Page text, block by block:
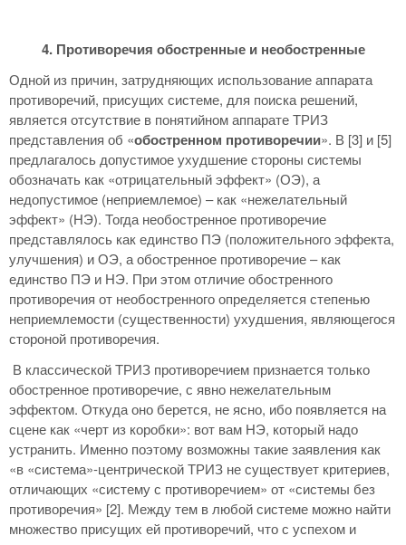
4. Противоречия обостренные и необостренные
Одной из причин, затрудняющих использование аппарата
противоречий, присущих системе, для поиска решений,
является отсутствие в понятийном аппарате ТРИЗ
представления об «обостренном противоречии». В [3] и [5]
предлагалось допустимое ухудшение стороны системы
обозначать как «отрицательный эффект» (ОЭ), а
недопустимое (неприемлемое) – как «нежелательный
эффект» (НЭ). Тогда необостренное противоречие
представлялось как единство ПЭ (положительного эффекта,
улучшения) и ОЭ, а обостренное противоречие – как
единство ПЭ и НЭ. При этом отличие обостренного
противоречия от необостренного определяется степенью
неприемлемости (существенности) ухудшения, являющегося
стороной противоречия.
В классической ТРИЗ противоречием признается только
обостренное противоречие, с явно нежелательным
эффектом. Откуда оно берется, не ясно, ибо появляется на
сцене как «черт из коробки»: вот вам НЭ, который надо
устранить. Именно поэтому возможны такие заявления как
«в «система»-центрической ТРИЗ не существует критериев,
отличающих «систему с противоречием» от «системы без
противоречия» [2]. Между тем в любой системе можно найти
множество присущих ей противоречий, что с успехом и